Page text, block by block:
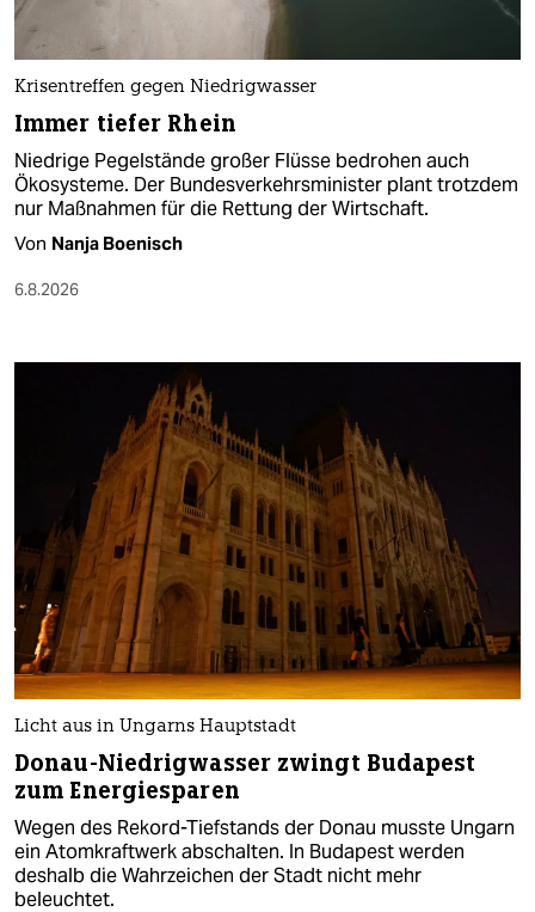
Krisentreffen gegen Niedrigwasser
Immer tiefer Rhein
Niedrige Pegelstände großer Flüsse bedrohen auch
Ökosysteme. Der Bundesverkehrsminister plant trotzdem
nur Maßnahmen für die Rettung der Wirtschaft.
Von Nanja Boenisch
6.8.2026
Licht aus in Ungarns Hauptstadt
Donau-Niedrigwasser zwingt Budapest
zum Energiesparen
Wegen des Rekord-Tiefstands der Donau musste Ungarn
ein Atomkraftwerk abschalten. In Budapest werden
deshalb die Wahrzeichen der Stadt nicht mehr
beleuchtet.